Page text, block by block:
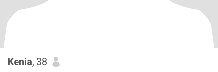
Kenia, 38